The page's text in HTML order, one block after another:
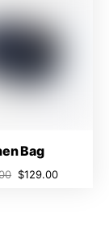
Bag
$129.00